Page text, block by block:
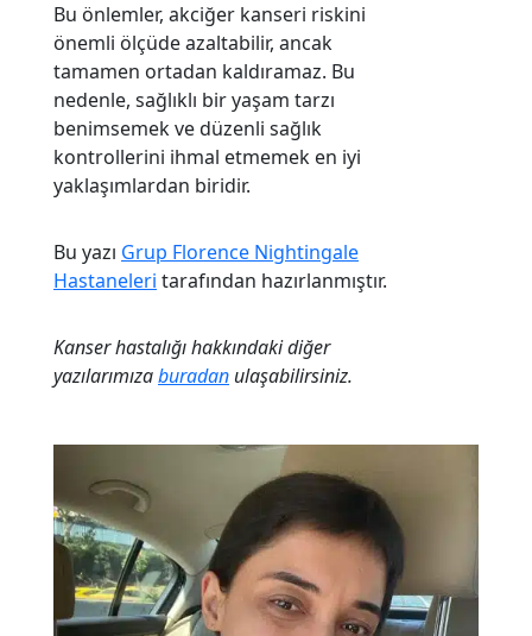
Bu önlemler,akciğer kanseri riskini
önemli ölçüde azaltabilir, ancak
tamamen ortadan kaldıramaz. Bu
nedenle, sağlıklı bir yaşam tarzı
benimsemek ve düzenli sağlık
kontrollerini ihmal etmemek en iyi
yaklaşımlardan biridir.
Bu yazı Grup Florence Nightingale
Hastaneleri tarafından hazırlanmıştır.
Kanser hastalığı hakkındaki diğer
yazılarımızaburadan ulaşabilirsiniz.